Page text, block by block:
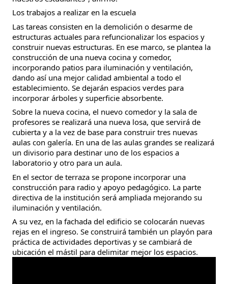
Los trabajos a realizar en la escuela
Las tareas consisten en la demolición o desarme de
estructuras actuales para refuncionalizar los espacios y
construir nuevas estructuras. En ese marco, se plantea la
construcción de una nueva cocina y comedor,
incorporando patios para iluminación y ventilación,
dando así una mejor calidad ambiental a todo el
establecimiento. Se dejarán espacios verdes para
incorporar árboles y superficie absorbente.
Sobre la nueva cocina, el nuevo comedor y la sala de
profesores se realizará una nueva losa, que servirá de
cubierta y a la vez de base para construir tres nuevas
aulas con galería. En una de las aulas grandes se realizará
un divisorio para destinar uno de los espacios a
laboratorio y otro para un aula.
En el sector de terraza se propone incorporar una
construcción para radio y apoyo pedagógico. La parte
directiva de la institución será ampliada mejorando su
iluminación y ventilación.
A su vez, en la fachada del edificio se colocarán nuevas
rejas en el ingreso. Se construirá también un playón para
práctica de actividades deportivas y se cambiará de
ubicación el mástil para delimitar mejor los espacios.